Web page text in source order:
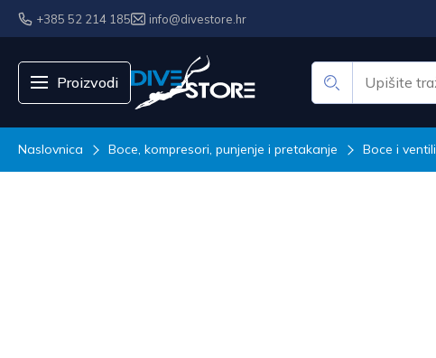
+385 52 214 185 info@divestore.hr
Proizvodi
Naslovnica Boce, kompresori, punjenje i pretakanje Boce i ventili